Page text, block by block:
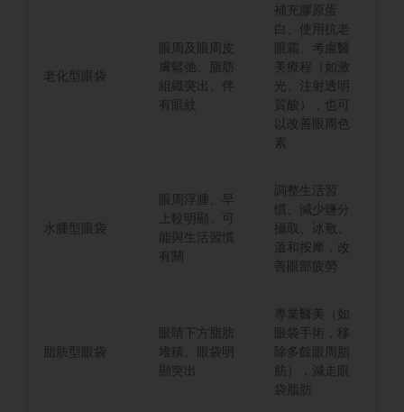
老化型眼袋
眼周及眼周皮
膚鬆弛、脂肪
組織突出、伴
有眼紋
補充膠原蛋
白、使用抗老
眼霜、考慮醫
美療程（如激
光、注射透明
質酸），也可
以改善眼周色
素
水腫型眼袋
眼周浮腫、早
上較明顯、可
能與生活習慣
有關
調整生活習
慣、減少鹽分
攝取、冰敷、
溫和按摩，改
善眼部疲勞
脂肪型眼袋
眼睛下方脂肪
堆積、眼袋明
顯突出
專業醫美（如
眼袋手術，移
除多餘眼周脂
肪），減走眼
袋脂肪